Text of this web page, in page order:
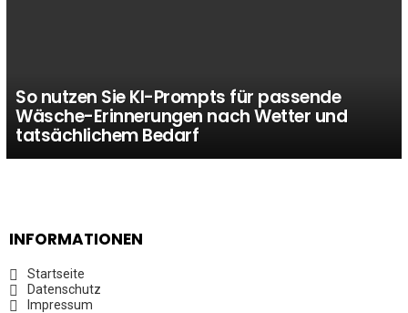
So nutzen Sie KI-Prompts für passende
Wäsche-Erinnerungen nach Wetter und
tatsächlichem Bedarf
INFORMATIONEN
Startseite
Datenschutz
Impressum